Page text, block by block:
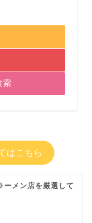
索
はこちら
ーメン店を厳選して